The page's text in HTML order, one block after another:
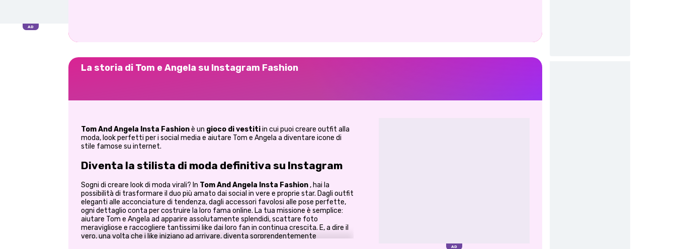
La storia di Tom e Angela su Instagram Fashion
Tom And Angela Insta Fashionè un gioco di vestitiin cui puoi creare outfit alla
moda, look perfetti per i social media e aiutare Tom e Angela a diventare icone di
stile famose su internet.
Diventa la stilista di moda definitiva su Instagram
Sogni di creare look di moda virali? In Tom And Angela Insta Fashion, hai la
possibilità di trasformare il duo più amato dai social in vere e proprie star. Dagli outfit
eleganti alle acconciature di tendenza, dagli accessori favolosi alle pose perfette,
ogni dettaglio conta per costruire la loro fama online. La tua missione è semplice:
aiutare Tom e Angela ad apparire assolutamente splendidi, scattare foto
meravigliose e raccogliere tantissimi like dai loro fan in continua crescita. E, a dire il
vero, una volta che i like iniziano ad arrivare, diventa sorprendentemente